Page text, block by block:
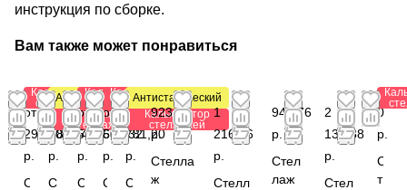
инструкция по сборке.
Вам также может понравиться
Калькулятор
стеллажей
от
293,28
р.
С
Антистатический
Калькулятор
стеллажей
от 2
003,64
р.
С
Калькулятор
стеллажей
от
573,60
р.
С
Калькулятор
стеллажей
от
532,32
р.
С
Антистатический
Калькулятор
стеллажей
от
781,20
р.
С
923,88
р.
Стелла
ж
1
216,56
р.
Стелл
941,76
р.
Стел
лаж
2
132,88
р.
Стел
0
р.
С
т